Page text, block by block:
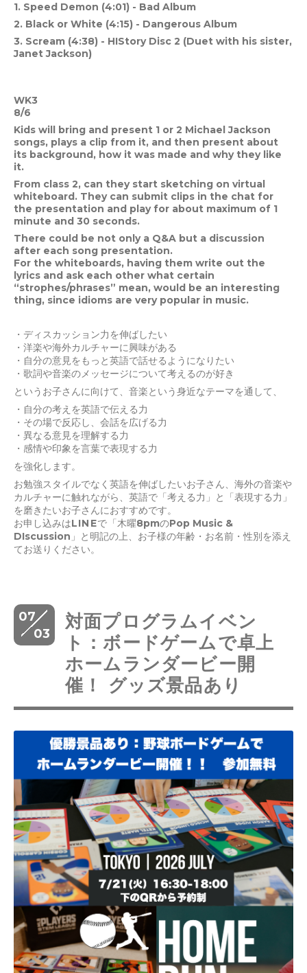
1. Speed Demon (4:01) - Bad Album
2. Black or White (4:15) - Dangerous Album
3. Scream (4:38) - HIStory Disc 2 (Duet with his sister,
Janet Jackson)
WK3
8/6
Kids will bring and present 1 or 2 Michael Jackson
songs, plays a clip from it, and then present about
its background, how it was made and why they like
it.
From class 2, can they start sketching on virtual
whiteboard. They can submit clips in the chat for
the presentation and play for about maximum of 1
minute and 30 seconds.
There could be not only a Q&A but a discussion
after each song presentation.
For the whiteboards, having them write out the
lyrics and ask each other what certain
“strophes/phrases” mean, would be an interesting
thing, since idioms are very popular in music.
・ディスカッション力を伸ばしたい
・洋楽や海外カルチャーに興味がある
・自分の意見をもっと英語で話せるようになりたい
・歌詞や音楽のメッセージについて考えるのが好き
というお子さんに向けて、音楽という身近なテーマを通して、
・自分の考えを英語で伝える力
・その場で反応し、会話を広げる力
・異なる意見を理解する力
・感情や印象を言葉で表現する力
を強化します。
お勉強スタイルでなく英語を伸ばしたいお子さん、海外の音楽や
カルチャーに触れながら、英語で「考える力」と「表現する力」
を磨きたいお子さんにおすすめです。
お申し込みはLINEで 「木曜8pmのPop Music &
DIscussion」と明記の上、お子様の年齢・お名前・性別を添え
てお送りください。
07
03
対面プログラムイベン
ト：ボードゲームで卓上
ホームランダービー開
催！ グッズ景品あり